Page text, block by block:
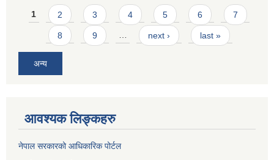
Pages
1 2 3 4 5 6 7
8 9 … next › last »
अन्य
आवश्यक लिङ्कहरु
नेपाल सरकारको आधिकारिक पोर्टल